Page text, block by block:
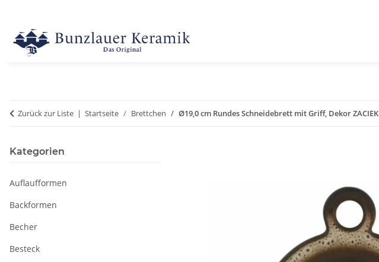
Zurück zur Liste Startseite Brettchen Ø19,0 cm Rundes Schneidebrett mit Griff, Dekor ZACIEK
Kategorien
Auflaufformen
Backformen
Becher
Besteck